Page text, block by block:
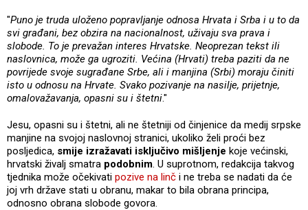
"Puno je truda uloženo popravljanje odnosa Hrvata i Srba i u to da
svi građani, bez obzira na nacionalnost, uživaju sva prava i
slobode. To je prevažan interes Hrvatske. Neoprezan tekst ili
naslovnica, može ga ugroziti. Većina (Hrvati) treba paziti da ne
povrijede svoje sugrađane Srbe, ali i manjina (Srbi) moraju činiti
isto u odnosu na Hrvate. Svako pozivanje na nasilje, prijetnje,
omalovažavanja, opasni su i štetni."
Jesu, opasni su i štetni, ali ne štetniji od činjenice da medij srpske
manjine na svojoj naslovnoj stranici, ukoliko želi proći bez
posljedica, smije izražavati isključivo mišljenje koje većinski,
hrvatski živalj smatra podobnim. U suprotnom, redakcija takvog
tjednika može očekivati pozive na linč i ne treba se nadati da će
joj vrh države stati u obranu, makar to bila obrana principa,
odnosno obrana slobode govora.